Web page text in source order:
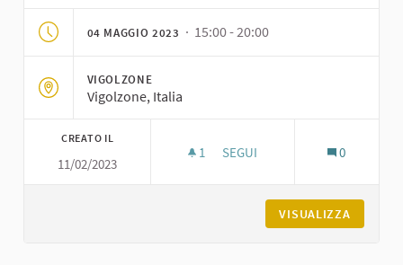
04 MAGGIO 2023 · 15:00 - 20:00
VIGOLZONE
Vigolzone, Italia
CREATO IL
11/02/2023
1 1 SOSTENITORI
SEGUI 0
VISUALIZZA